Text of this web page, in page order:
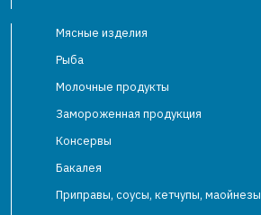
Мясные изделия
Рыба
Молочные продукты
Замороженная продукция
Консервы
Бакалея
Приправы, соусы, кетчупы, маойнезы